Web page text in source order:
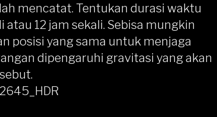
mencatat. Tentukan durasi waktu
12 jam sekali. Sebisa mungkin
posisi yang sama untuk menjaga
dipengaruhi gravitasi yang akan